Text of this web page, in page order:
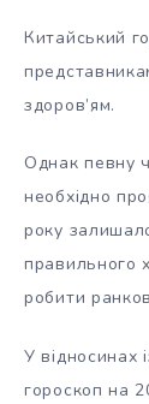
Китайський
здоров’ям.
Однак певну
необхідно
року
правильного
робити
У відносинах
гороскоп на